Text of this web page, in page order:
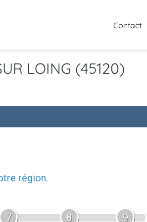
Contact
LOING (45120)
région.
7 8 9